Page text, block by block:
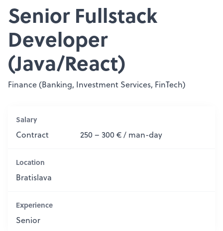
Senior Fullstack
Developer
(Java/React)
Finance (Banking, Investment Services, FinTech)
Salary
Contract 250 – 300 € / man-day
Location
Bratislava
Experience
Senior